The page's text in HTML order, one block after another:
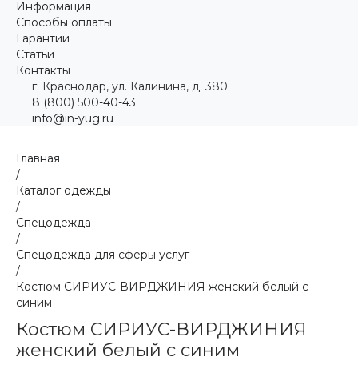
Информация
Способы оплаты
Гарантии
Статьи
Контакты
г. Краснодар, ул. Калинина, д. 380
8 (800) 500-40-43
info@in-yug.ru
Главная
/
Каталог одежды
/
Спецодежда
/
Спецодежда для сферы услуг
/
Костюм СИРИУС-ВИРДЖИНИЯ женский белый с
синим
Костюм СИРИУС-ВИРДЖИНИЯ
женский белый с синим